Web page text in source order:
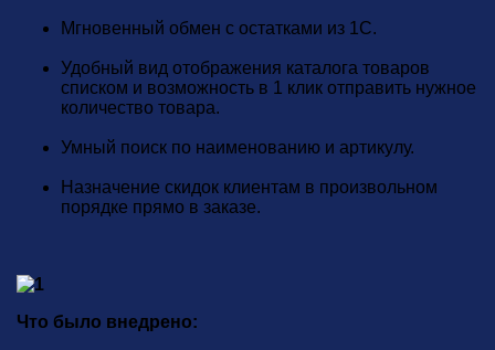
Мгновенный обмен с остатками из 1С.
Удобный вид отображения каталога товаров
списком и возможность в 1 клик отправить нужное
количество товара.
Умный поиск по наименованию и артикулу.
Назначение скидок клиентам в произвольном
порядке прямо в заказе.
Что было внедрено: